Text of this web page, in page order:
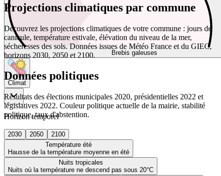
Brebis galeuses
Climat
Horizon temporel
2030 2050
2100
Température été
Hausse de la température moyenne en été
Nuits tropicales
Nuits où la température ne descend pas sous 20°C
Projections climatiques par commune
Découvrez les projections climatiques de votre commune : jours de
canicule, température estivale, élévation du niveau de la mer,
sécheresses des sols. Données issues de Météo France et du GIEC,
horizons 2030, 2050 et 2100.
Données politiques
Résultats des élections municipales 2020, présidentielles 2022 et
législatives 2022. Couleur politique actuelle de la mairie, stabilité
politique, taux d'abstention.